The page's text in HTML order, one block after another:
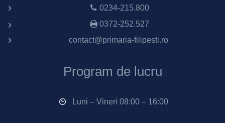
0234-215.800
0372-252.527
contact@primaria-filipesti.ro
Program de lucru
Luni – Vineri 08:00 – 16:00